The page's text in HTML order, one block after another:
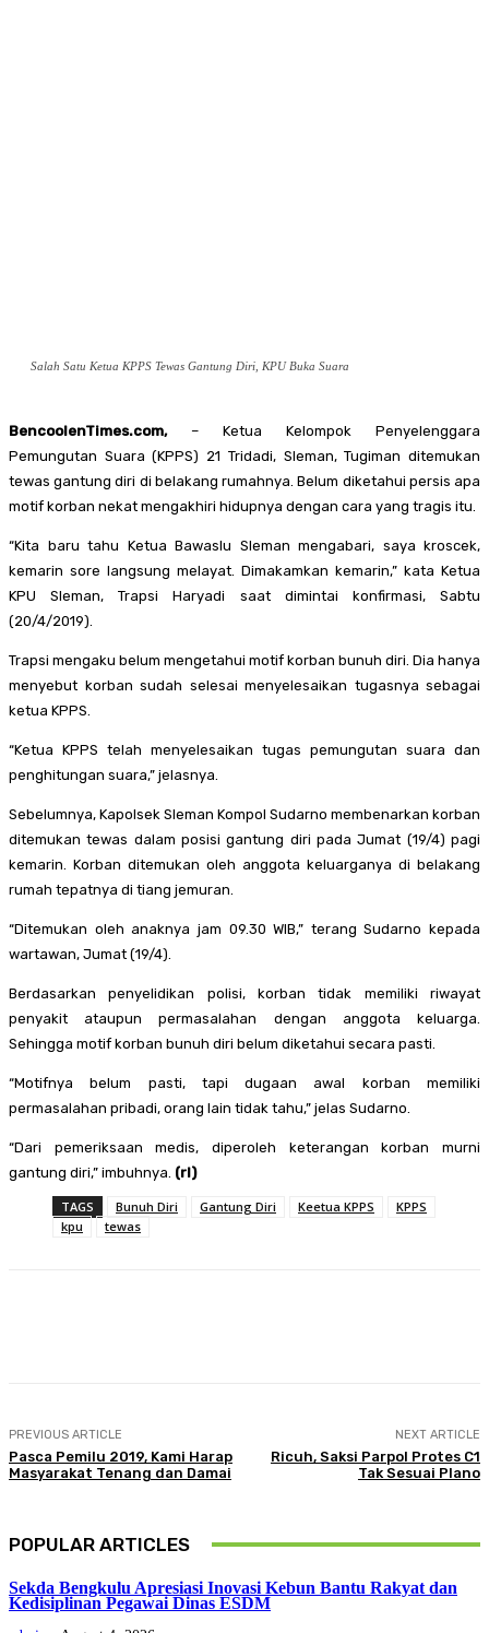
Salah Satu Ketua KPPS Tewas Gantung Diri, KPU Buka Suara
BencoolenTimes.com,– Ketua Kelompok Penyelenggara
Pemungutan Suara (KPPS) 21 Tridadi, Sleman, Tugiman ditemukan
tewas gantung diri di belakang rumahnya. Belum diketahui persis apa
motif korban nekat mengakhiri hidupnya dengan cara yang tragis itu.
“Kita baru tahu Ketua Bawaslu Sleman mengabari, saya kroscek,
kemarin sore langsung melayat. Dimakamkan kemarin,” kata Ketua
KPU Sleman, Trapsi Haryadi saat dimintai konfirmasi, Sabtu
(20/4/2019).
Trapsi mengaku belum mengetahui motif korban bunuh diri. Dia hanya
menyebut korban sudah selesai menyelesaikan tugasnya sebagai
ketua KPPS.
“Ketua KPPS telah menyelesaikan tugas pemungutan suara dan
penghitungan suara,” jelasnya.
Sebelumnya, Kapolsek Sleman Kompol Sudarno membenarkan korban
ditemukan tewas dalam posisi gantung diri pada Jumat (19/4) pagi
kemarin. Korban ditemukan oleh anggota keluarganya di belakang
rumah tepatnya di tiang jemuran.
“Ditemukan oleh anaknya jam 09.30 WIB,” terang Sudarno kepada
wartawan, Jumat (19/4).
Berdasarkan penyelidikan polisi, korban tidak memiliki riwayat
penyakit ataupun permasalahan dengan anggota keluarga.
Sehingga motif korban bunuh diri belum diketahui secara pasti.
“Motifnya belum pasti, tapi dugaan awal korban memiliki
permasalahan pribadi, orang lain tidak tahu,” jelas Sudarno.
“Dari pemeriksaan medis, diperoleh keterangan korban murni
gantung diri,” imbuhnya. (rl)
TAGS Bunuh Diri Gantung Diri Keetua KPPS
KPPS
kpu
tewas
PREVIOUS ARTICLE
Pasca Pemilu 2019, Kami Harap
Masyarakat Tenang dan Damai
NEXT ARTICLE
Ricuh, Saksi Parpol Protes C1
Tak Sesuai Plano
POPULAR ARTICLES
Sekda Bengkulu Apresiasi Inovasi Kebun Bantu Rakyat dan
Kedisiplinan Pegawai Dinas ESDM